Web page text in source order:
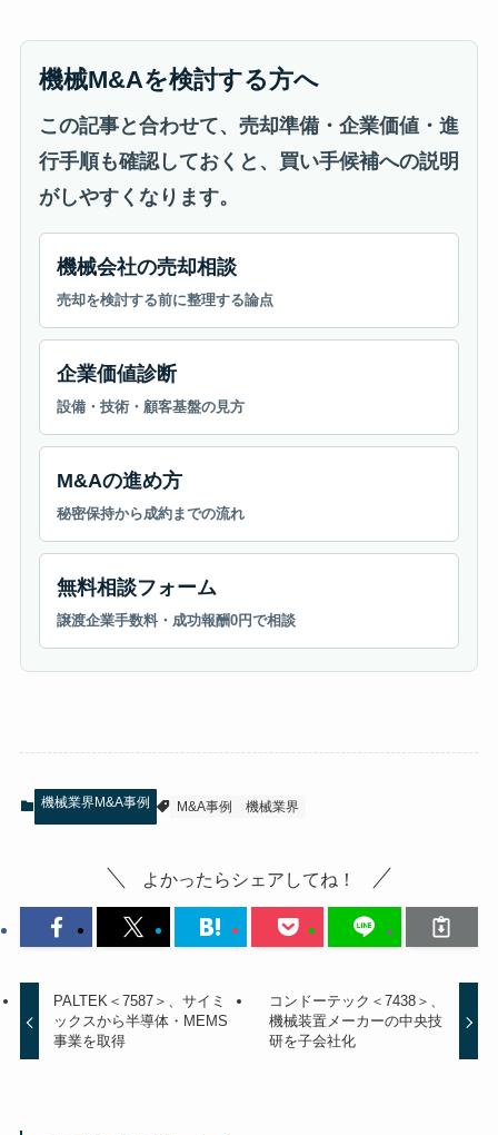
機械M&Aを検討する方へ
この記事と合わせて、売却準備・企業価値・進
行手順も確認しておくと、買い手候補への説明
がしやすくなります。
機械会社の売却相談
売却を検討する前に整理する論点
企業価値診断
設備・技術・顧客基盤の見方
M&Aの進め方
秘密保持から成約までの流れ
無料相談フォーム
譲渡企業手数料・成功報酬0円で相談
機械業界M&A事例 M&A事例 機械業界
よかったらシェアしてね！
PALTEK＜7587＞、サイミ
ックスから半導体・MEMS
事業を取得
コンドーテック＜7438＞、
機械装置メーカーの中央技
研を子会社化